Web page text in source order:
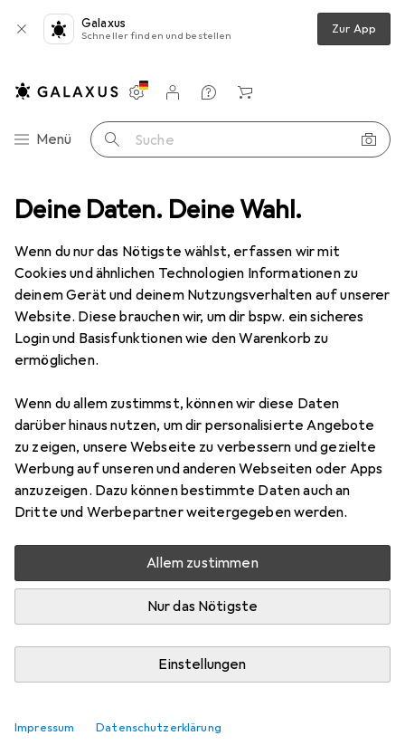
Deine Daten. Deine Wahl.
Wenn du nur das Nötigste wählst, erfassen wir mit
Cookies und ähnlichen Technologien Informationen zu
deinem Gerät und deinem Nutzungsverhalten auf unserer
Website. Diese brauchen wir, um dir bspw. ein sicheres
Login und Basisfunktionen wie den Warenkorb zu
ermöglichen.
Wenn du allem zustimmst, können wir diese Daten
darüber hinaus nutzen, um dir personalisierte Angebote
zu zeigen, unsere Webseite zu verbessern und gezielte
Werbung auf unseren und anderen Webseiten oder Apps
anzuzeigen. Dazu können bestimmte Daten auch an
Dritte und Werbepartner weitergegeben werden.
Allem zustimmen
Nur das Nötigste
Einstellungen
Impressum Datenschutzerklärung
Galaxus
Schneller finden und bestellen Zur App
Navigation nach Kategorien
Menü Suche
Einstellungen
Kundenkonto
Vergleichslisten
Merklisten
Warenkorb
Tretlager Race Face Preloader Cinch Nylon Assembly 30mm
4 Bilder
Race FacePreloader Cinch Nylon
Assembly 30mm
Preis in EUR inkl. MwSt.
EUR
30,32
EUR
7,16sparen
Angebot fürEUR
23,16
Zwischen Do, 13.8. und Mo, 17.8. geliefert
Mehr als 10 Stück an Lager beim Drittanbieter
Lieferort angeben für genaue Lieferzeit
StockNet ConnectFR